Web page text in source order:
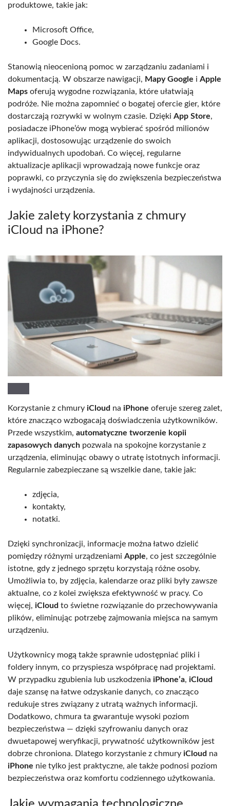
produktowe, takie jak:
Microsoft Office,
Google Docs.
Stanowią nieocenioną pomoc w zarządzaniu zadaniami i
dokumentacją. W obszarze nawigacji, Mapy Google i Apple
Maps oferują wygodne rozwiązania, które ułatwiają
podróże. Nie można zapomnieć o bogatej ofercie gier, które
dostarczają rozrywki w wolnym czasie. Dzięki App Store,
posiadacze iPhone’ów mogą wybierać spośród milionów
aplikacji, dostosowując urządzenie do swoich
indywidualnych upodobań. Co więcej, regularne
aktualizacje aplikacji wprowadzają nowe funkcje oraz
poprawki, co przyczynia się do zwiększenia bezpieczeństwa
i wydajności urządzenia.
Jakie zalety korzystania z chmury
iCloud na iPhone?
Korzystanie z chmury iCloud na iPhone oferuje szereg zalet,
które znacząco wzbogacają doświadczenia użytkowników.
Przede wszystkim, automatyczne tworzenie kopii
zapasowych danych pozwala na spokojne korzystanie z
urządzenia, eliminując obawy o utratę istotnych informacji.
Regularnie zabezpieczane są wszelkie dane, takie jak:
zdjęcia,
kontakty,
notatki.
Dzięki synchronizacji, informacje można łatwo dzielić
pomiędzy różnymi urządzeniami Apple, co jest szczególnie
istotne, gdy z jednego sprzętu korzystają różne osoby.
Umożliwia to, by zdjęcia, kalendarze oraz pliki były zawsze
aktualne, co z kolei zwiększa efektywność w pracy. Co
więcej, iCloud to świetne rozwiązanie do przechowywania
plików, eliminując potrzebę zajmowania miejsca na samym
urządzeniu.
Użytkownicy mogą także sprawnie udostępniać pliki i
foldery innym, co przyspiesza współpracę nad projektami.
W przypadku zgubienia lub uszkodzenia iPhone’a, iCloud
daje szansę na łatwe odzyskanie danych, co znacząco
redukuje stres związany z utratą ważnych informacji.
Dodatkowo, chmura ta gwarantuje wysoki poziom
bezpieczeństwa — dzięki szyfrowaniu danych oraz
dwuetapowej weryfikacji, prywatność użytkowników jest
dobrze chroniona. Dlatego korzystanie z chmury iCloud na
iPhone nie tylko jest praktyczne, ale także podnosi poziom
bezpieczeństwa oraz komfortu codziennego użytkowania.